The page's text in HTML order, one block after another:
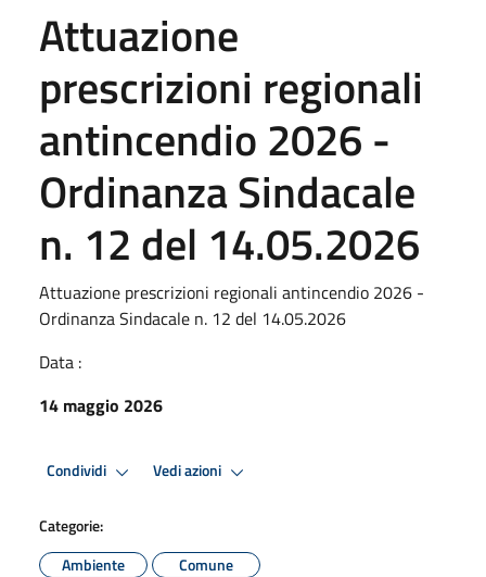
Attuazione
prescrizioni regionali
antincendio 2026 -
Ordinanza Sindacale
n. 12 del 14.05.2026
Attuazione prescrizioni regionali antincendio 2026 -
Ordinanza Sindacale n. 12 del 14.05.2026
Data :
14 maggio 2026
Condividi Vedi azioni
Categorie:
Ambiente
Comune